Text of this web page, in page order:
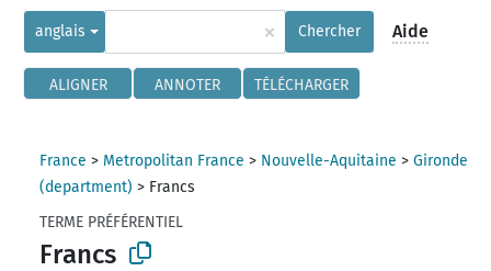
anglais × Chercher Aide
ALIGNER ANNOTER TÉLÉCHARGER
France > Metropolitan France > Nouvelle-Aquitaine >Gironde
(department) > Francs
TERME PRÉFÉRENTIEL
Francs